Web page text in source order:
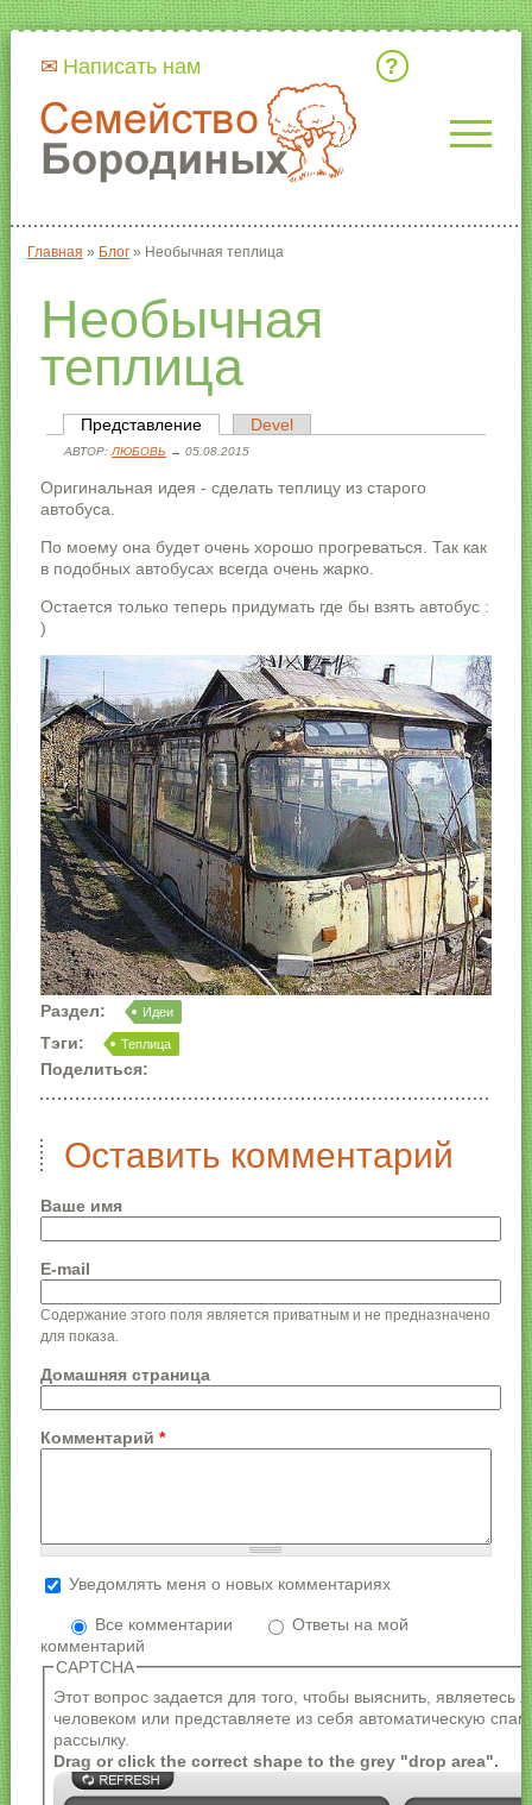
Написать нам
Вы здесь
Главная » Блог » Необычная теплица
Необычная
теплица
Главные вкладки
Представление(активная вкладка)
Devel
АВТОР: ЛЮБОВЬ → 05.08.2015
Оригинальная идея - сделать теплицу из старого
автобуса.
По моему она будет очень хорошо прогреваться. Так как
в подобных автобусах всегда очень жарко.
Остается только теперь придумать где бы взять автобус :
)
Раздел: Идеи
Тэги: Теплица
Поделиться:
Оставить комментарий
Ваше имя
E-mail
Содержание этого поля является приватным и не предназначено
для показа.
Домашняя страница
Комментарий *
Более подробная информация о текстовых
Формат текста
Адреса страниц и электронной почты
автоматически преобразуются в ссылки.
Разрешённые HTML-теги: <a> <em> <strong> <cite>
<blockquote> <code> <ul> <ol> <li> <dl> <dt> <dd>
Строки и параграфы переносятся автоматически.
Уведомлять меня о новых комментариях
Все комментарии
Ответы на мой
комментарий
CAPTCHA
Этот вопрос задается для того, чтобы выяснить, являетесь
человеком или представляете из себя автоматическую
рассылку.
Drag or click the correct shape to the grey "drop area".